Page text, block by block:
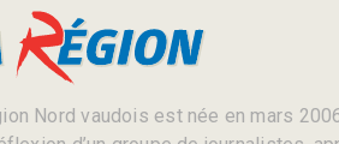
Nord vaudois est née en mars